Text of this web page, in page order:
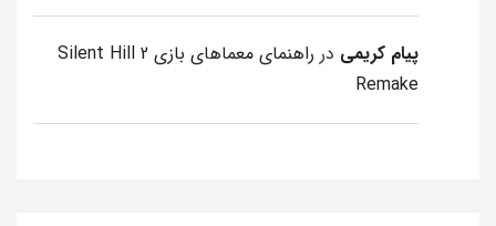
پیام کریمی در
راهنمای معماهای بازی Silent Hill 2
Remake